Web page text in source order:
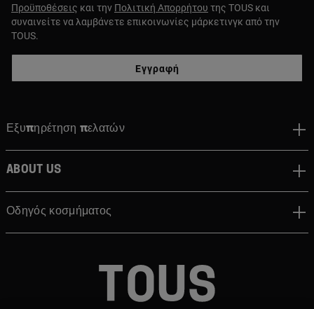
Προϋποθέσεις και την Πολιτική Απορρήτου της TOUS και
συναινείτε να λαμβάνετε επικοινωνίες μάρκετινγκ από την
TOUS.
Εγγραφή
Εξυπηρέτηση πελατών
About us
Οδηγός κοσμήματος